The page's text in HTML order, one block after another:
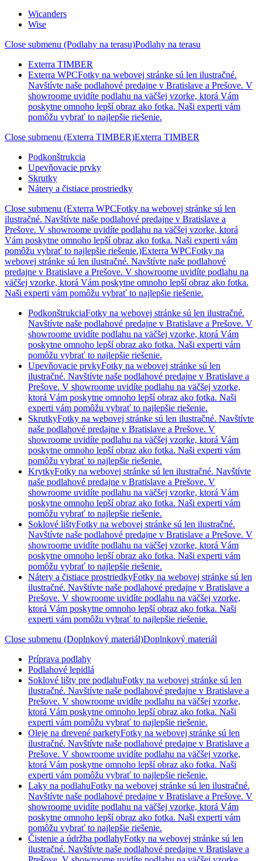
Wicanders
Wise
Close submenu (Podlahy na terasu)Podlahy na terasu
Exterra TIMBER
Exterra WPCFotky na webovej stránke sú len ilustračné.
Navštívte naše podlahové predajne v Bratislave a Prešove. V
showroome uvidíte podlahu na väčšej vzorke, ktorá Vám
poskytne omnoho lepší obraz ako fotka. Naši experti vám
pomôžu vybrať to najlepšie riešenie.
Close submenu (Exterra TIMBER)Exterra TIMBER
Podkonštrukcia
Upevňovacie prvky
Skrutky
Nátery a čistiace prostriedky
Close submenu (Exterra WPCFotky na webovej stránke sú len
ilustračné. Navštívte naše podlahové predajne v Bratislave a
Prešove. V showroome uvidíte podlahu na väčšej vzorke, ktorá
Vám poskytne omnoho lepší obraz ako fotka. Naši experti vám
pomôžu vybrať to najlepšie riešenie.)Exterra WPCFotky na
webovej stránke sú len ilustračné. Navštívte naše podlahové
predajne v Bratislave a Prešove. V showroome uvidíte podlahu na
väčšej vzorke, ktorá Vám poskytne omnoho lepší obraz ako fotka.
Naši experti vám pomôžu vybrať to najlepšie riešenie.
PodkonštrukciaFotky na webovej stránke sú len ilustračné.
Navštívte naše podlahové predajne v Bratislave a Prešove. V
showroome uvidíte podlahu na väčšej vzorke, ktorá Vám
poskytne omnoho lepší obraz ako fotka. Naši experti vám
pomôžu vybrať to najlepšie riešenie.
Upevňovacie prvkyFotky na webovej stránke sú len
ilustračné. Navštívte naše podlahové predajne v Bratislave a
Prešove. V showroome uvidíte podlahu na väčšej vzorke,
ktorá Vám poskytne omnoho lepší obraz ako fotka. Naši
experti vám pomôžu vybrať to najlepšie riešenie.
SkrutkyFotky na webovej stránke sú len ilustračné. Navštívte
naše podlahové predajne v Bratislave a Prešove. V
showroome uvidíte podlahu na väčšej vzorke, ktorá Vám
poskytne omnoho lepší obraz ako fotka. Naši experti vám
pomôžu vybrať to najlepšie riešenie.
KrytkyFotky na webovej stránke sú len ilustračné. Navštívte
naše podlahové predajne v Bratislave a Prešove. V
showroome uvidíte podlahu na väčšej vzorke, ktorá Vám
poskytne omnoho lepší obraz ako fotka. Naši experti vám
pomôžu vybrať to najlepšie riešenie.
Soklové lištyFotky na webovej stránke sú len ilustračné.
Navštívte naše podlahové predajne v Bratislave a Prešove. V
showroome uvidíte podlahu na väčšej vzorke, ktorá Vám
poskytne omnoho lepší obraz ako fotka. Naši experti vám
pomôžu vybrať to najlepšie riešenie.
Nátery a čistiace prostriedkyFotky na webovej stránke sú len
ilustračné. Navštívte naše podlahové predajne v Bratislave a
Prešove. V showroome uvidíte podlahu na väčšej vzorke,
ktorá Vám poskytne omnoho lepší obraz ako fotka. Naši
experti vám pomôžu vybrať to najlepšie riešenie.
Close submenu (Doplnkový materiál)Doplnkový materiál
Príprava podlahy
Podlahové lepidlá
Soklové lišty pre podlahuFotky na webovej stránke sú len
ilustračné. Navštívte naše podlahové predajne v Bratislave a
Prešove. V showroome uvidíte podlahu na väčšej vzorke,
ktorá Vám poskytne omnoho lepší obraz ako fotka. Naši
experti vám pomôžu vybrať to najlepšie riešenie.
Oleje na drevené parketyFotky na webovej stránke sú len
ilustračné. Navštívte naše podlahové predajne v Bratislave a
Prešove. V showroome uvidíte podlahu na väčšej vzorke,
ktorá Vám poskytne omnoho lepší obraz ako fotka. Naši
experti vám pomôžu vybrať to najlepšie riešenie.
Laky na podlahuFotky na webovej stránke sú len ilustračné.
Navštívte naše podlahové predajne v Bratislave a Prešove. V
showroome uvidíte podlahu na väčšej vzorke, ktorá Vám
poskytne omnoho lepší obraz ako fotka. Naši experti vám
pomôžu vybrať to najlepšie riešenie.
Čistenie a údržba podlahyFotky na webovej stránke sú len
ilustračné. Navštívte naše podlahové predajne v Bratislave a